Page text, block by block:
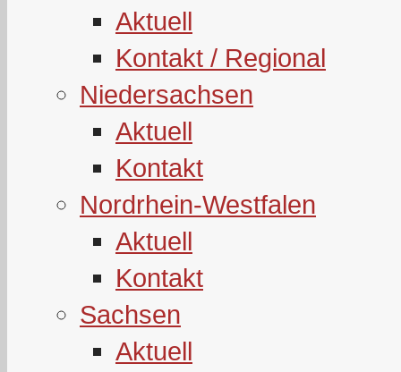
Aktuell
Kontakt / Regional
Niedersachsen
Aktuell
Kontakt
Nordrhein-Westfalen
Aktuell
Kontakt
Sachsen
Aktuell